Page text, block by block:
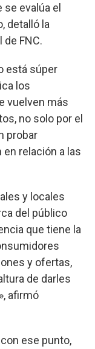
se evalúa el
detalló la
FNC.
está súper
los
vuelven más
no solo por el
probar
relación a las
y locales
del público
que tiene la
y ofertas,
de darles
afirmó
ese punto,